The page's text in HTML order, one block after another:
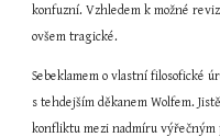
konfuzní. Vzhledem k možné
ovšem tragické.
Sebeklamem o vlastní filosofické
s tehdejším děkanem Wolfem.
konfliktu mezi nadmíru výřečným